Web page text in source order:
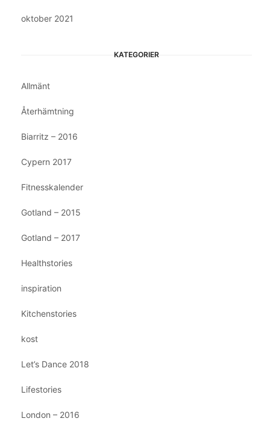
oktober 2021
KATEGORIER
Allmänt
Återhämtning
Biarritz – 2016
Cypern 2017
Fitnesskalender
Gotland – 2015
Gotland – 2017
Healthstories
inspiration
Kitchenstories
kost
Let’s Dance 2018
Lifestories
London – 2016